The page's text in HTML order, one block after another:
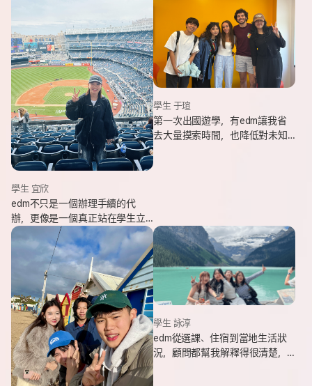
學生 宜欣
edm不只是一個辦理手續的代
辦，更像是一個真正站在學生立
場、陪伴並支持你完成留遊學夢
想的夥伴。這也是我會想推薦
edm的原因。
學生 于瑄
第一次出國遊學，有edm讓我省
去大量摸索時間，也降低對未知
學生 詠淳
edm從選課、住宿到當地生活狀
況，顧問都幫我解釋得很清楚，